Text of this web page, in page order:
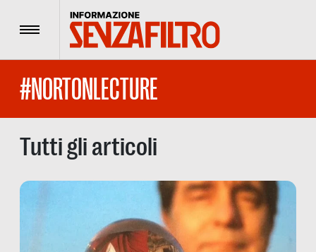
Menu
#NORTONLECTURE
Tutti gli articoli